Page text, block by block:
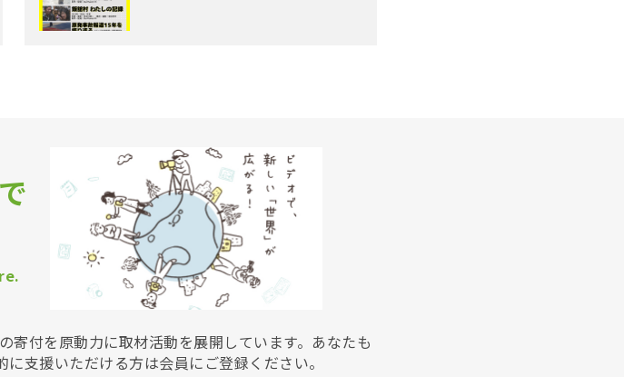
付を原動力に取材活動を展開しています。あなたも
支援いただける方は会員にご登録ください。